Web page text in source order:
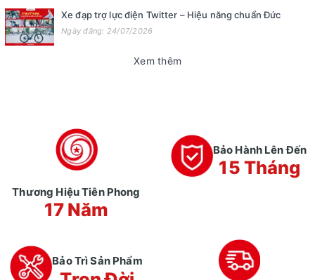
Xe đạp trợ lực điện Twitter – Hiệu năng chuẩn Đức
Ngày đăng: 24/07/2026
Xem thêm
Thương Hiệu Tiên Phong
17 Năm
Bảo Hành Lên Đến
15 Tháng
Bảo Trì Sản Phẩm